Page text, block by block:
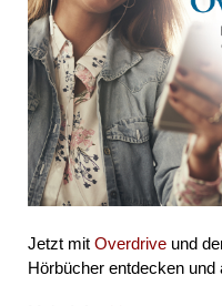
Jetzt mit Overdrive und
Hörbücher entdecken und